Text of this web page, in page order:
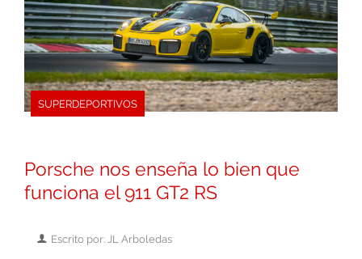
SUPERDEPORTIVOS
Porsche nos enseña lo bien que
funciona el 911 GT2 RS
Escrito por: JL Arboledas